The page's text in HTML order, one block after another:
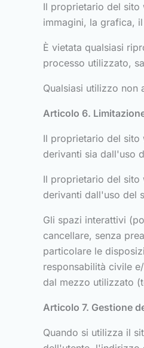
Il proprietario del sito
immagini, la grafica,
È vietata qualsiasi
processo utilizzato,
Qualsiasi utilizzo non
Articolo 6.
Il proprietario del sito
derivanti sia dall'uso
Il proprietario del sito
derivanti dall'uso del
Gli spazi interattivi
cancellare, senza
particolare le
responsabilità civile
dal mezzo utilizzato
Articolo 7. Gestione
Quando si utilizza il